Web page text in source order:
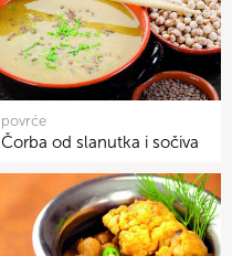
povrće
Čorba od slanutka i sočiva